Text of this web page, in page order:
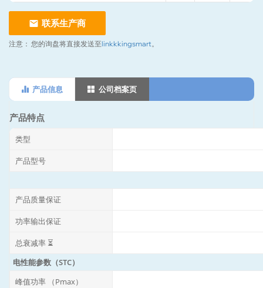
联系生产商
注意： 您的询盘将直接发送至linkkkingsmart。
产品信息 公司档案页
产品特点
类型
产品型号
产品质量保证
功率输出保证
总衰减率 ⏳
电性能参数（STC）
峰值功率 （Pmax）